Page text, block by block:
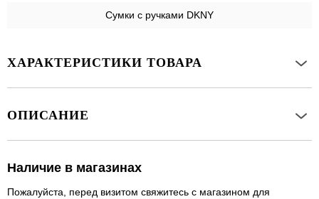
Сумки с ручками DKNY
ХАРАКТЕРИСТИКИ ТОВАРА
ОПИСАНИЕ
Наличие в магазинах
Пожалуйста, перед визитом свяжитесь с магазином для